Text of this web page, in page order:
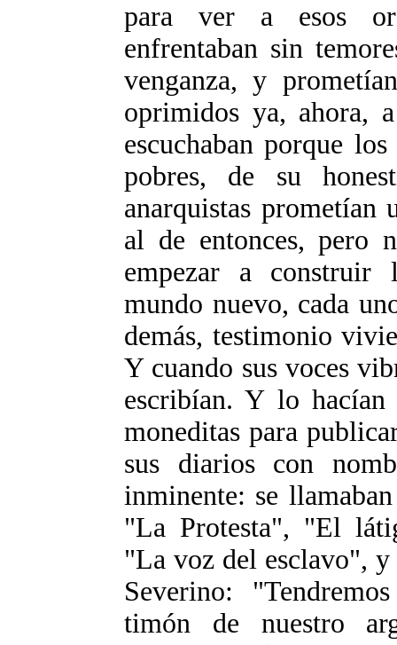
para ver a esos
enfrentaban sin
venganza, y
oprimidos ya, ahora,
escuchaban porque
pobres, de su
anarquistas prometían
al de entonces, pero
empezar a
mundo nuevo, cada
demás, testimonio
Y cuando sus voces
escribían. Y lo
moneditas para
sus diarios con
inminente: se
"La Protesta", "El
"La voz del esclavo",
Severino:
timón de nuestro